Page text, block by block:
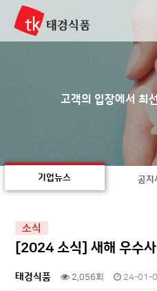
고객의 입장에서 최
기업뉴스 공지
소식
[2024 소식] 새해 우수
태경식품 2,056회 24-01-